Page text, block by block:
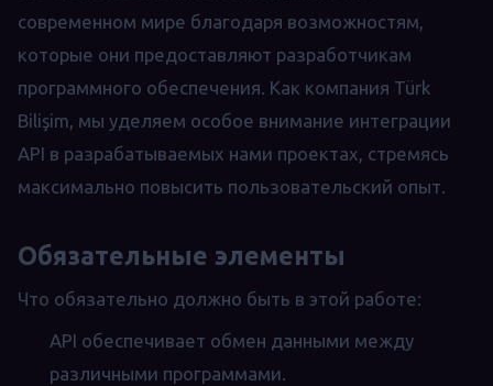
современном мире благодаря возможностям,
которые они предоставляют разработчикам
программного обеспечения. Как компания Türk
Bilişim, мы уделяем особое внимание интеграции
API в разрабатываемых нами проектах, стремясь
максимально повысить пользовательский опыт.
Обязательные элементы
Что обязательно должно быть в этой работе:
API обеспечивает обмен данными между
различными программами.